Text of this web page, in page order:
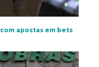
apostas em bets